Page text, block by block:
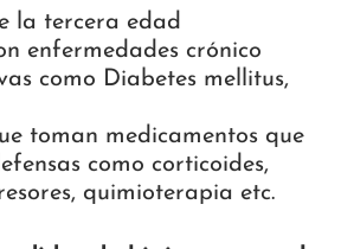
la tercera edad
enfermedades crónico
como Diabetes mellitus,
toman medicamentos que
como corticoides,
quimioterapia etc.